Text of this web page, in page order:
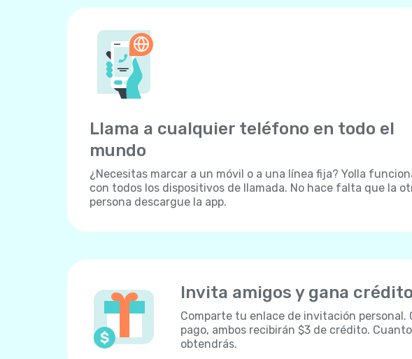
Llama a cualquier teléfono en todo el
mundo
¿Necesitas marcar a un móvil o a una línea fija? Yolla
con todos los dispositivos de llamada. No hace falta que la
persona descargue la app.
Invita amigos y gana
Comparte tu enlace de invitación personal.
pago, ambos recibirán $3 de crédito.
obtendrás.